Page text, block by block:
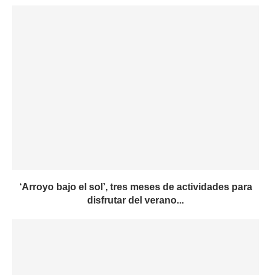
‘Arroyo bajo el sol’, tres meses de actividades para
disfrutar del verano...